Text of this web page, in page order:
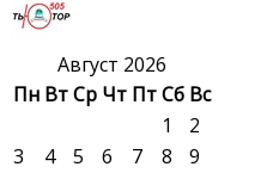
Август 2026
Пн ВтСр Чт ПтСб Вс
1
2
3
4 5 6 7 8
9